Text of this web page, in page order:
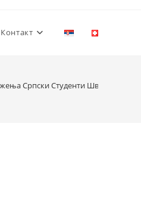
Контакт
Српски Студенти Швајцарска